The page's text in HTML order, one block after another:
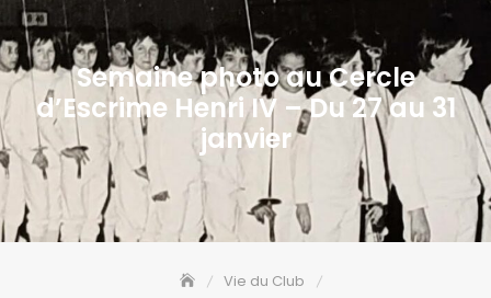
Semaine photo au Cercle
d’Escrime Henri IV – Du 27 au 31
janvier
Vie du Club